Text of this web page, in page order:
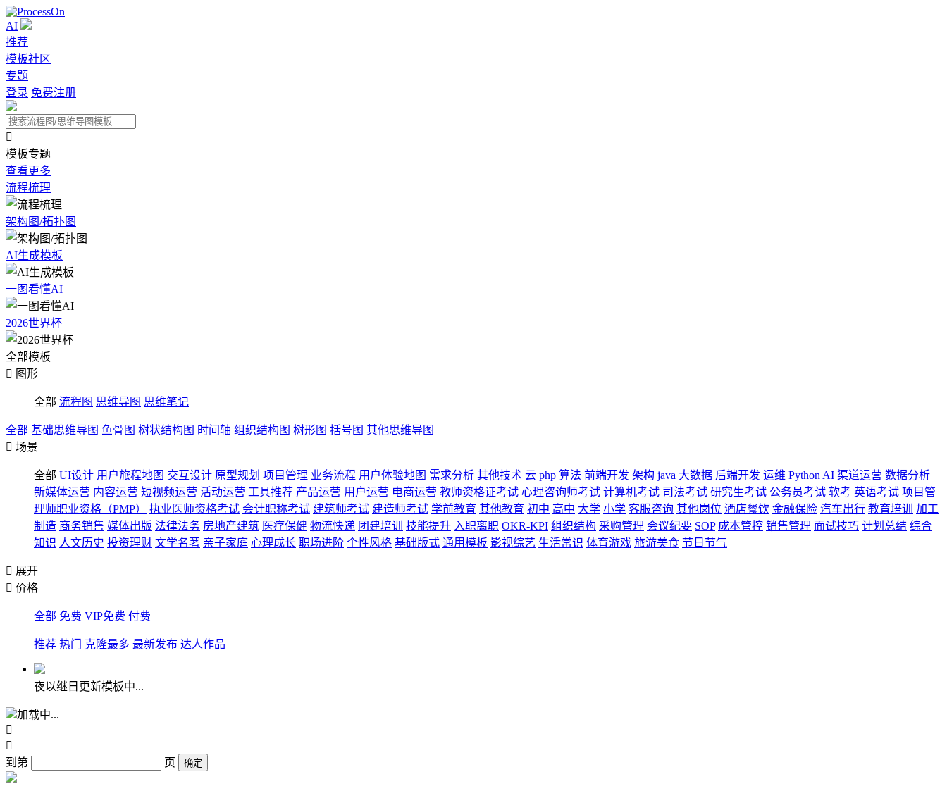
AI
推荐
模板社区
专题
登录 免费注册

模板专题
查看更多
流程梳理
架构图/拓扑图
AI生成模板
一图看懂AI
2026世界杯
全部模板
 图形
全部 流程图 思维导图 思维笔记
全部 基础思维导图 鱼骨图 树状结构图 时间轴 组织结构图 树形图 括号图 其他思维导图
 场景
全部 UI设计 用户旅程地图 交互设计 原型规划 项目管理 业务流程 用户体验地图 需求分析 其他技术 云 php 算法 前端开发 架构 java 大数据 后端开发 运维 Python AI 渠道运营 数据分析
新媒体运营 内容运营 短视频运营 活动运营 工具推荐 产品运营 用户运营 电商运营 教师资格证考试 心理咨询师考试 计算机考试 司法考试 研究生考试 公务员考试 软考 英语考试 项目管
理师职业资格（PMP）
执业医师资格考试 会计职称考试 建筑师考试 建造师考试 学前教育 其他教育 初中 高中 大学 小学 客服咨询 其他岗位 酒店餐饮 金融保险 汽车出行 教育培训
加工
制造 商务销售 媒体出版 法律法务 房地产建筑 医疗保健 物流快递 团建培训 技能提升 入职离职 OKR-KPI 组织结构 采购管理 会议纪要 SOP 成本管控 销售管理 面试技巧 计划总结 综合
知识 人文历史 投资理财 文学名著 亲子家庭 心理成长 职场进阶 个性风格 基础版式 通用模板 影视综艺 生活常识 体育游戏 旅游美食 节日节气
 展开
 价格
全部 免费 VIP免费 付费
推荐 热门 克隆最多 最新发布 达人作品
夜以继日更新模板中...
加载中...


到第
页 确定